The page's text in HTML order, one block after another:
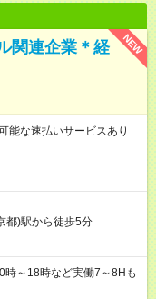
NEW
関連企業＊経
な速払いサービスあり
都)駅から徒歩5分
～18時など実働7～8Hも